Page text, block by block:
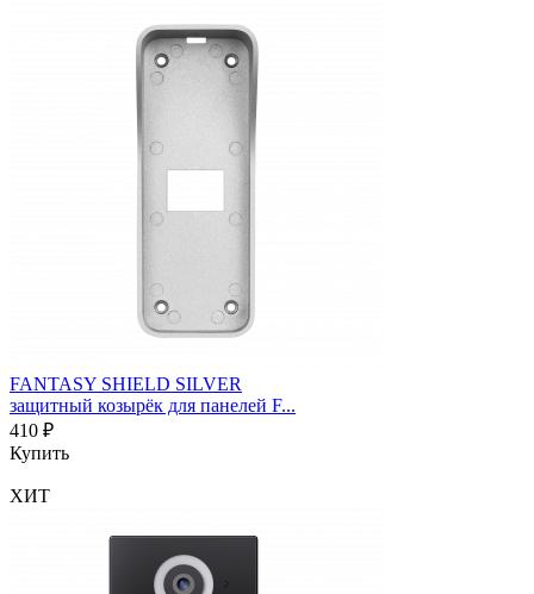
FANTASY SHIELD SILVER
защитный козырёк для панелей F...
410 ₽
Купить
ХИТ